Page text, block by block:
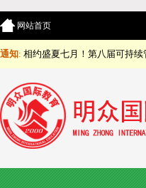
网站首页
通知: 相约盛夏七月！第八届可持